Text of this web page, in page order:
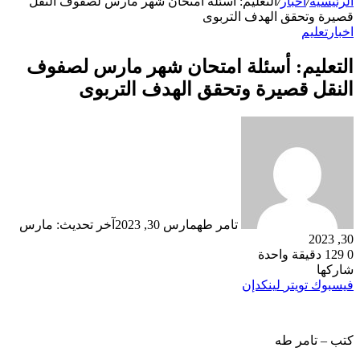
قصيرة وتحقق الهدف التربوى
اخبار تعليم
التعليم: أسئلة امتحان شهر مارس لصفوف
النقل قصيرة وتحقق الهدف التربوى
تامر طهمارس 30, 2023
آخر تحديث: مارس
30, 2023
0
دقيقة واحدة
شاركها
فيسبوك تويتر لينكدإن
كتب – تامر طه